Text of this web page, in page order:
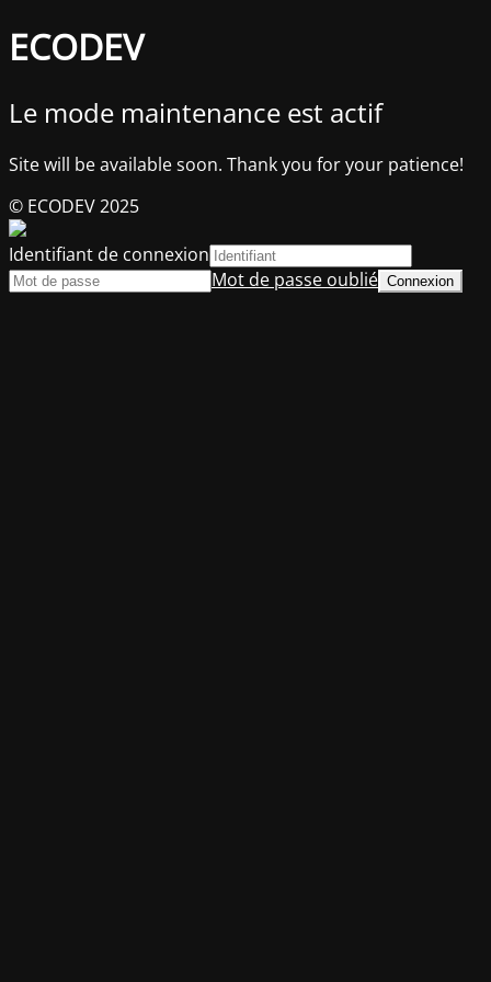
ECODEV
Le mode maintenance est actif
Site will be available soon. Thank you for your patience!
© ECODEV 2025
Identifiant de connexion
Mot de passe oublié